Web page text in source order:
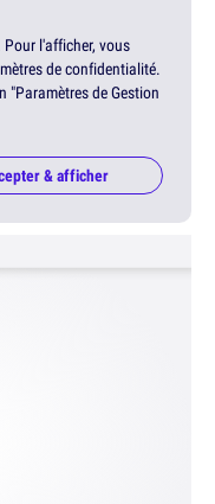
l'afficher, vous
de confidentialité.
"Paramètres de Gestion
& afficher